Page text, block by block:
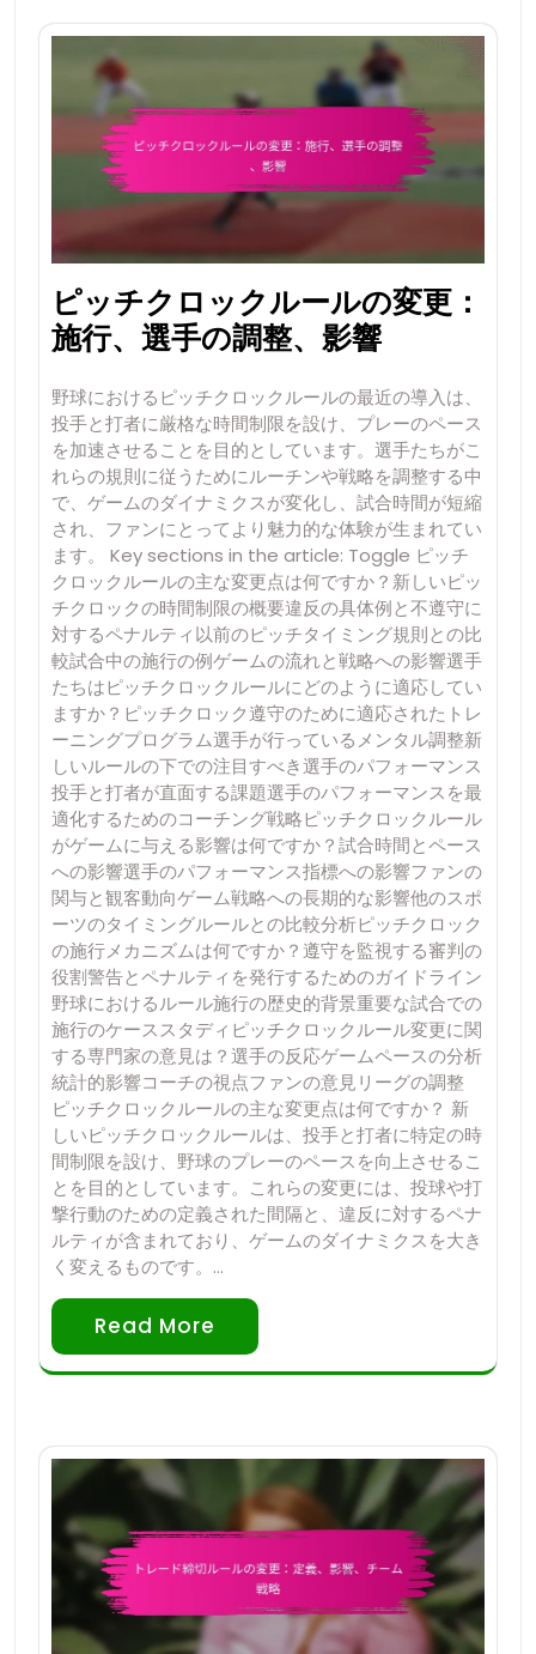
ピッチクロックルールの変更：
施行、選手の調整、影響
野球におけるピッチクロックルールの最近の導入は、
投手と打者に厳格な時間制限を設け、プレーのペース
を加速させることを目的としています。選手たちがこ
れらの規則に従うためにルーチンや戦略を調整する中
で、ゲームのダイナミクスが変化し、試合時間が短縮
され、ファンにとってより魅力的な体験が生まれてい
ます。 Key sections in the article: Toggle ピッチ
クロックルールの主な変更点は何ですか？新しいピッ
チクロックの時間制限の概要違反の具体例と不遵守に
対するペナルティ以前のピッチタイミング規則との比
較試合中の施行の例ゲームの流れと戦略への影響選手
たちはピッチクロックルールにどのように適応してい
ますか？ピッチクロック遵守のために適応されたトレ
ーニングプログラム選手が行っているメンタル調整新
しいルールの下での注目すべき選手のパフォーマンス
投手と打者が直面する課題選手のパフォーマンスを最
適化するためのコーチング戦略ピッチクロックルール
がゲームに与える影響は何ですか？試合時間とペース
への影響選手のパフォーマンス指標への影響ファンの
関与と観客動向ゲーム戦略への長期的な影響他のスポ
ーツのタイミングルールとの比較分析ピッチクロック
の施行メカニズムは何ですか？遵守を監視する審判の
役割警告とペナルティを発行するためのガイドライン
野球におけるルール施行の歴史的背景重要な試合での
施行のケーススタディピッチクロックルール変更に関
する専門家の意見は？選手の反応ゲームペースの分析
統計的影響コーチの視点ファンの意見リーグの調整
ピッチクロックルールの主な変更点は何ですか？ 新
しいピッチクロックルールは、投手と打者に特定の時
間制限を設け、野球のプレーのペースを向上させるこ
とを目的としています。これらの変更には、投球や打
撃行動のための定義された間隔と、違反に対するペナ
ルティが含まれており、ゲームのダイナミクスを大き
く変えるものです。…
Read More